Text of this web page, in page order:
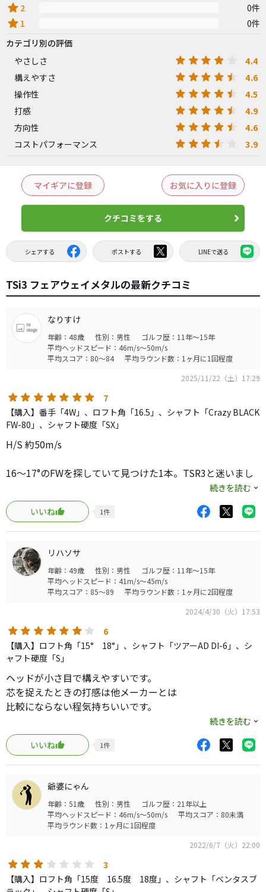
star 2 0件
star 1
0件
カテゴリ別の評価
やさしさ
4.4
構えやすさ 4.6
操作性 4.5
打感 4.9
方向性 4.6
コストパフォーマンス 3.9
マイギアに登録 お気に入りに登録
クチコミをする
シェアする ポストする LINEで送る
TSi3 フェアウェイメタルの最新クチコミ
なりすけ
年齢：48歳 性別：男性
ゴルフ歴：11年～15年
平均ヘッドスピード：46m/s～50m/s
平均スコア：80～84
平均ラウンド数：1ヶ月に1回程度
2025/11/22（土）17:29
7
【購入】番手「4W」、ロフト角「16.5」、シャフト「Crazy BLACK
FW-80」、シャフト硬度「SX」
H/S 約50m/s
16〜17°のFWを探していて見つけた1本。TSR3と迷いまし
たが、好きなシャフトが挿さっていたこともあり即決。良
い1本を手にすることができました。
tsi3はサイズ感・形状を含め顔が好きで、構えてミスするイ
メージが出なかったことが大きかったです。実際に打って
みても大きなミスは出ず、特に引っ掛けの心配はなくなり
ました。シャフトとの相性も良く、飛距離性能・高さ共に
満足です。ただし、ヘッドはニュートラルな感じなので、
シャフトを合わせることで武器になります。
2モデル前のFWですが、まだまだ行けると思います。中古
でキレイな個体も結構あるので、GT3が高いと感じている
方にはオススメです。
続きを読む
いいね
1件
リハソサ
年齢：49歳 性別：男性
ゴルフ歴：11年～15年
平均ヘッドスピード：41m/s～45m/s
平均スコア：85～89
平均ラウンド数：1ヶ月に2回程度
2024/4/30（火）17:53
6
【購入】ロフト角「15° 18°」、シャフト「ツアーAD DI-6」、シ
ャフト硬度「S」
ヘッドが小さ目で構えやすいです。
芯を捉えたときの打感は他メーカーとは
比較にならない程気持ちいいです。
DrのHS45の私のスイングに合っているのかツアーAD DI-6S
で
素直なストレートが出ます。
続きを読む
いいね
1件
爺婆にゃん
年齢：51歳 性別：男性
ゴルフ歴：21年以上
平均ヘッドスピード：46m/s～50m/s
平均スコア：80未満
平均ラウンド数：1ヶ月に1回程度
2022/6/7（火）22:00
3
【購入】ロフト角「15度 16.5度 18度」、シャフト「ベンタスブ